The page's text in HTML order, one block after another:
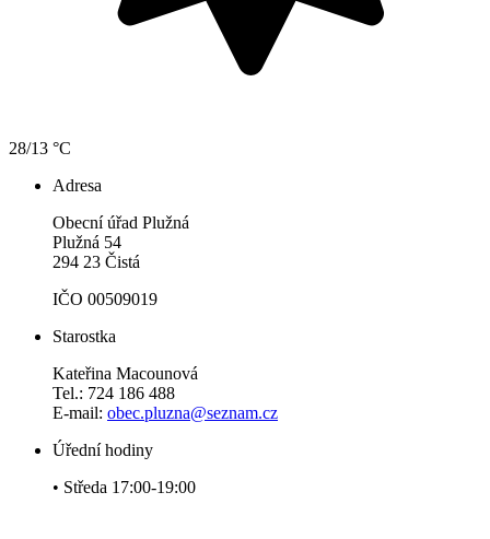
28/13 °C
Adresa
Obecní úřad Plužná
Plužná 54
294 23 Čistá
IČO 00509019
Starostka
Kateřina Macounová
Tel.: 724 186 488
E-mail: obec.pluzna@seznam.cz
Úřední hodiny
• Středa 17:00-19:00